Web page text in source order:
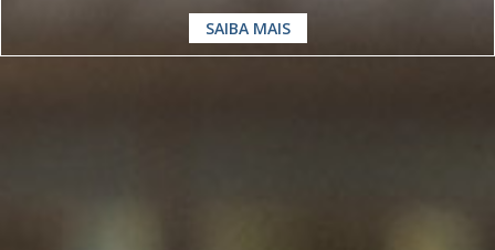
SAIBA MAIS